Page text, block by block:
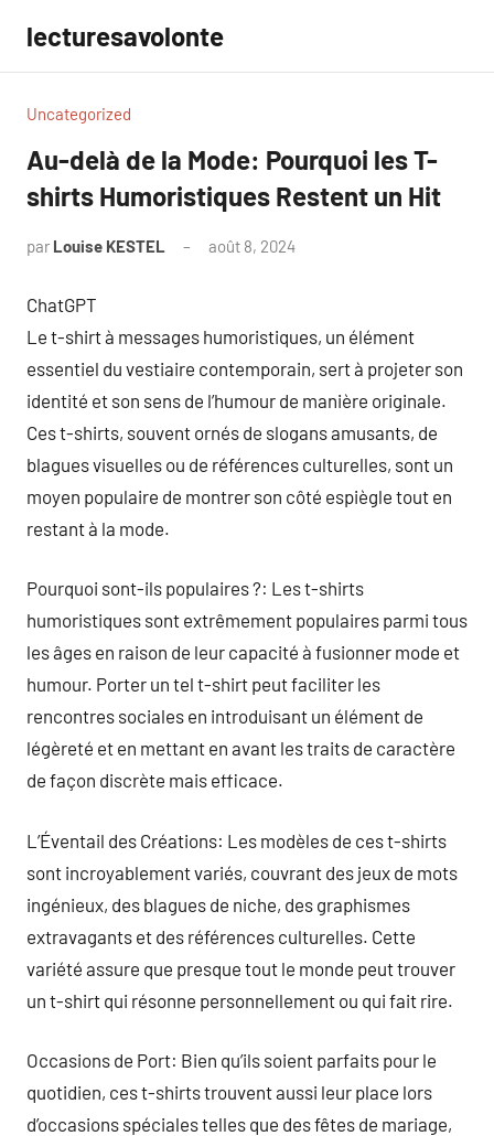
contenu
lecturesavolonte
Uncategorized
Au-delà de la Mode: Pourquoi les T-
shirts Humoristiques Restent un Hit
par Louise KESTEL août 8, 2024
ChatGPT
Le t-shirt à messages humoristiques, un élément
essentiel du vestiaire contemporain, sert à projeter son
identité et son sens de l’humour de manière originale.
Ces t-shirts, souvent ornés de slogans amusants, de
blagues visuelles ou de références culturelles, sont un
moyen populaire de montrer son côté espiègle tout en
restant à la mode.
Pourquoi sont-ils populaires ?: Les t-shirts
humoristiques sont extrêmement populaires parmi tous
les âges en raison de leur capacité à fusionner mode et
humour. Porter un tel t-shirt peut faciliter les
rencontres sociales en introduisant un élément de
légèreté et en mettant en avant les traits de caractère
de façon discrète mais efficace.
L’Éventail des Créations: Les modèles de ces t-shirts
sont incroyablement variés, couvrant des jeux de mots
ingénieux, des blagues de niche, des graphismes
extravagants et des références culturelles. Cette
variété assure que presque tout le monde peut trouver
un t-shirt qui résonne personnellement ou qui fait rire.
Occasions de Port: Bien qu’ils soient parfaits pour le
quotidien, ces t-shirts trouvent aussi leur place lors
d’occasions spéciales telles que des fêtes de mariage,